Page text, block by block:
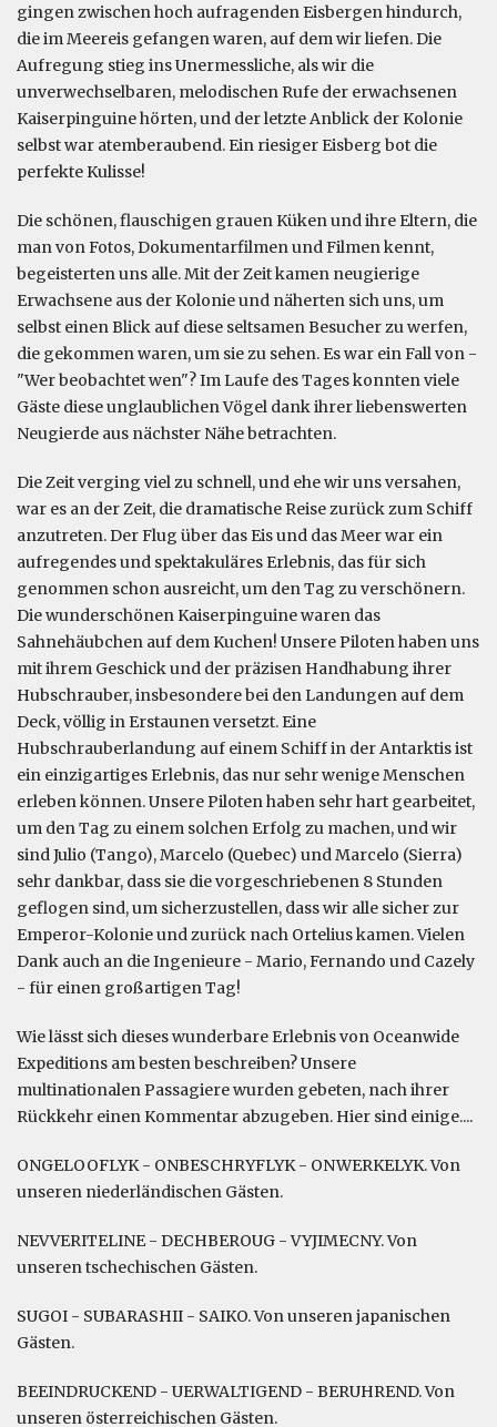
gingen zwischen hoch aufragenden Eisbergen hindurch,
die im Meereis gefangen waren, auf dem wir liefen. Die
Aufregung stieg ins Unermessliche, als wir die
unverwechselbaren, melodischen Rufe der erwachsenen
Kaiserpinguine hörten, und der letzte Anblick der Kolonie
selbst war atemberaubend. Ein riesiger Eisberg bot die
perfekte Kulisse!
Die schönen, flauschigen grauen Küken und ihre Eltern, die
man von Fotos, Dokumentarfilmen und Filmen kennt,
begeisterten uns alle. Mit der Zeit kamen neugierige
Erwachsene aus der Kolonie und näherten sich uns, um
selbst einen Blick auf diese seltsamen Besucher zu werfen,
die gekommen waren, um sie zu sehen. Es war ein Fall von -
"Wer beobachtet wen"? Im Laufe des Tages konnten viele
Gäste diese unglaublichen Vögel dank ihrer liebenswerten
Neugierde aus nächster Nähe betrachten.
Die Zeit verging viel zu schnell, und ehe wir uns versahen,
war es an der Zeit, die dramatische Reise zurück zum Schiff
anzutreten. Der Flug über das Eis und das Meer war ein
aufregendes und spektakuläres Erlebnis, das für sich
genommen schon ausreicht, um den Tag zu verschönern.
Die wunderschönen Kaiserpinguine waren das
Sahnehäubchen auf dem Kuchen! Unsere Piloten haben uns
mit ihrem Geschick und der präzisen Handhabung ihrer
Hubschrauber, insbesondere bei den Landungen auf dem
Deck, völlig in Erstaunen versetzt. Eine
Hubschrauberlandung auf einem Schiff in der Antarktis ist
ein einzigartiges Erlebnis, das nur sehr wenige Menschen
erleben können. Unsere Piloten haben sehr hart gearbeitet,
um den Tag zu einem solchen Erfolg zu machen, und wir
sind Julio (Tango), Marcelo (Quebec) und Marcelo (Sierra)
sehr dankbar, dass sie die vorgeschriebenen 8 Stunden
geflogen sind, um sicherzustellen, dass wir alle sicher zur
Emperor-Kolonie und zurück nach Ortelius kamen. Vielen
Dank auch an die Ingenieure - Mario, Fernando und Cazely
- für einen großartigen Tag!
Wie lässt sich dieses wunderbare Erlebnis von Oceanwide
Expeditions am besten beschreiben? Unsere
multinationalen Passagiere wurden gebeten, nach ihrer
Rückkehr einen Kommentar abzugeben. Hier sind einige....
ONGELOOFLYK - ONBESCHRYFLYK - ONWERKELYK. Von
unseren niederländischen Gästen.
NEVVERITELINE - DECHBEROUG - VYJIMECNY. Von
unseren tschechischen Gästen.
SUGOI - SUBARASHII - SAIKO. Von unseren japanischen
Gästen.
BEEINDRUCKEND - UERWALTIGEND - BERUHREND. Von
unseren österreichischen Gästen.